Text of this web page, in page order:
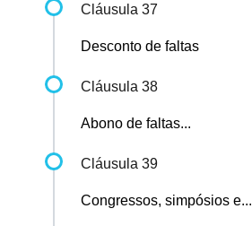
Cláusula 37
Desconto de faltas
Cláusula 38
Abono de faltas...
Cláusula 39
Congressos, simpósios e...